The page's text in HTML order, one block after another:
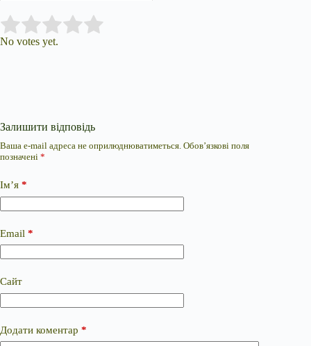
Rate this item:
No votes yet.
Залишити відповідь
Ваша e-mail адреса не оприлюднюватиметься. Обов’язкові поля
позначені *
Ім’я *
Email *
Сайт
Додати коментар *